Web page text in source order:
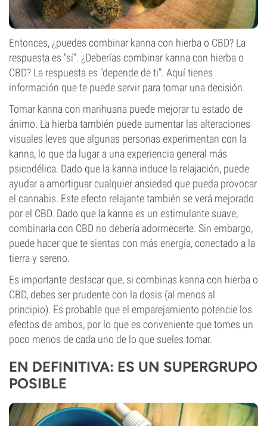
Entonces, ¿puedes combinar kanna con hierba o CBD? La
respuesta es "sí". ¿Deberías combinar kanna con hierba o
CBD? La respuesta es "depende de ti". Aquí tienes
información que te puede servir para tomar una decisión.
Tomar kanna con marihuana puede mejorar tu estado de
ánimo. La hierba también puede aumentar las alteraciones
visuales leves que algunas personas experimentan con la
kanna, lo que da lugar a una experiencia general más
psicodélica. Dado que la kanna induce la relajación, puede
ayudar a amortiguar cualquier ansiedad que pueda provocar
el cannabis. Este efecto relajante también se verá mejorado
por el CBD. Dado que la kanna es un estimulante suave,
combinarla con CBD no debería adormecerte. Sin embargo,
puede hacer que te sientas con más energía, conectado a la
tierra y sereno.
Es importante destacar que, si combinas kanna con hierba o
CBD, debes ser prudente con la dosis (al menos al
principio). Es probable que el emparejamiento potencie los
efectos de ambos, por lo que es conveniente que tomes un
poco menos de cada uno de lo que sueles tomar.
EN DEFINITIVA: ES UN SUPERGRUPO
POSIBLE